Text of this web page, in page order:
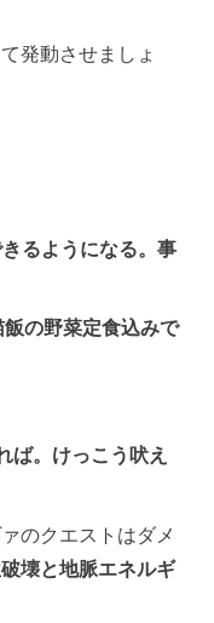
発動させましょ
るようになる。事
の野菜定食込みで
ば。けっこう吠え
のクエストはダメ
壊と地脈エネルギ